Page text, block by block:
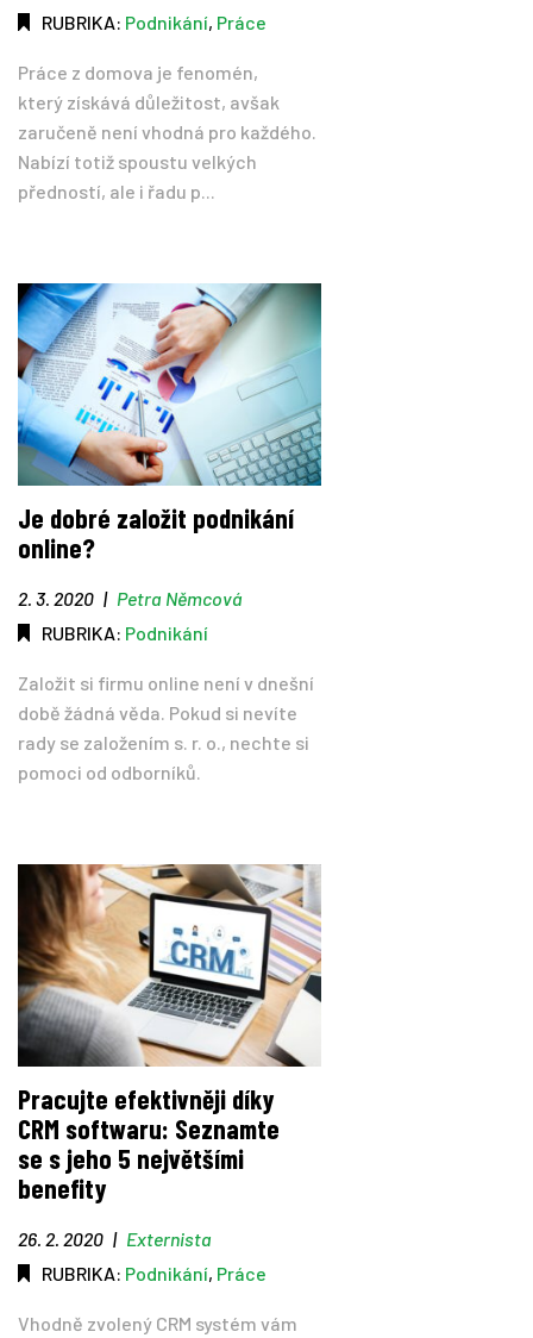
RUBRIKA: Podnikání, Práce
Práce z domova je fenomén,
který získává důležitost, avšak
zaručeně není vhodná pro každého.
Nabízí totiž spoustu velkých
předností, ale i řadu p...
Je dobré založit podnikání
online?
2. 3. 2020 | Petra Němcová
RUBRIKA: Podnikání
Založit si firmu online není v dnešní
době žádná věda. Pokud si nevíte
rady se založením s. r. o., nechte si
pomoci od odborníků.
Pracujte efektivněji díky
CRM softwaru: Seznamte
se s jeho 5 největšími
benefity
26. 2. 2020 | Externista
RUBRIKA: Podnikání, Práce
Vhodně zvolený CRM systém vám